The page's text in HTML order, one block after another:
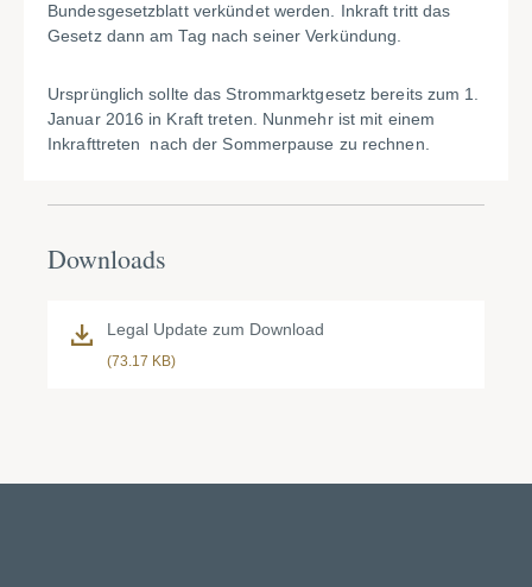
Bundesgesetzblatt verkündet werden. Inkraft tritt das
Gesetz dann am Tag nach seiner Verkündung.
Ursprünglich sollte das Strommarktgesetz bereits zum 1.
Januar 2016 in Kraft treten. Nunmehr ist mit einem
Inkrafttreten nach der Sommerpause zu rechnen.
Downloads
Legal Update zum Download
(73.17 KB)